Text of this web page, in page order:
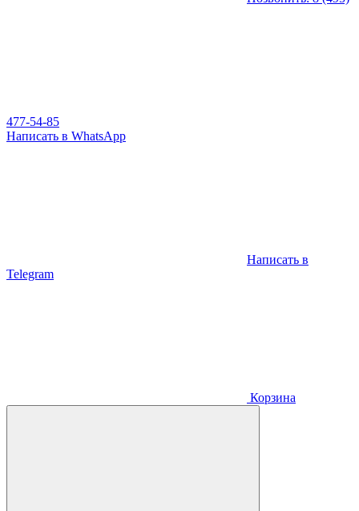
477-54-85
Написать в WhatsApp
Написать в
Telegram
Корзина